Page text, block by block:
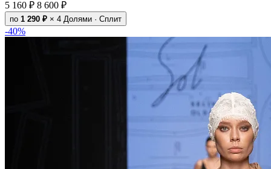
5 160 ₽ 8 600 ₽
по 1 290 ₽ × 4 Долями · Сплит
-40%